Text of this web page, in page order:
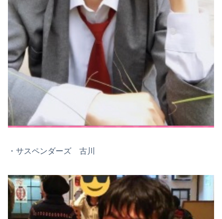
・サスペンダーズ 古川